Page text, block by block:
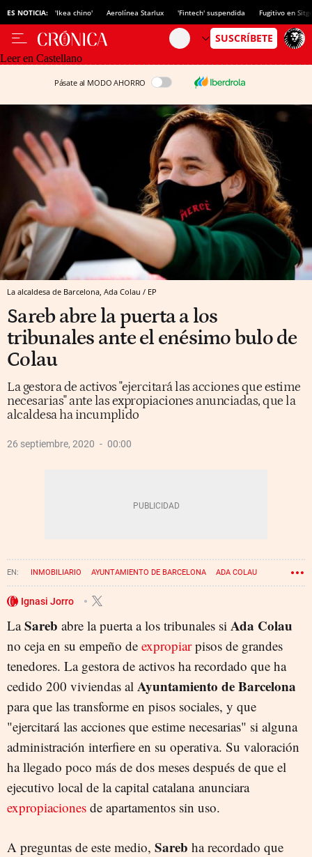
ES NOTICIA: 'Ikea chino' Aerolínea Starlux 'Fintech' suspendida Fugitivo en
Leer en Castellano
Pásate al MODO AHORRO
La alcaldesa de Barcelona, Ada Colau / EP
Sareb abre la puerta a los
tribunales ante el enésimo bulo de
Colau
La gestora de activos "ejercitará las acciones que estime
necesarias" ante las expropiaciones anunciadas, que la
alcaldesa ha incumplido
26 septiembre, 2020 00:00
INMOBILIARIO AYUNTAMIENTO DE BARCELONA ADA COLAU
SAREBIgnasi Jorro
LaSareb abre la puerta a los tribunales si Ada Colau
no ceja en su empeño de expropiarpisos de grandes
tenedores. La gestora de activos ha recordado que ha
cedido 200 viviendas al Ayuntamiento de Barcelona
para que las transforme en pisos sociales, y que
"ejercitará las acciones que estime necesarias" si alguna
administración interfiere en su operativa. Su valoración
ha llegado poco más de dos meses después de que el
ejecutivo local de la capital catalana anunciara
expropiaciones de apartamentos sin uso.
A preguntas de este medio, Sareb ha recordado que